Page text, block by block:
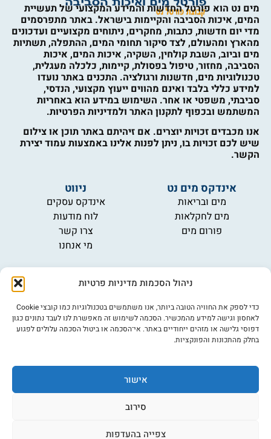
ניהול הסכמות מדיניות פרטיות
כדי לספק את החוויה הטובה ביותר, אנו משתמשים בטכנולוגיות כמו קובצי Cookie
לאחסון וגישה למידע מהמכשיר. הסכמה לשימוש זה מאפשרת לנו לעבד נתונים כגון
דפוסי גלישה או מזהים ייחודיים באתר. אי־הסכמה או ביטול הסכמה עלולים לפגוע
בחלק מהתכונות והפונקציות.
אישור
סירוב
צפייה בהעדפות
מים נט הוא פורטל החדשות והמידע המקצועי של תעשיית
המים, איכות הסביבה והקיימות בישראל. באתר מתפרסמים
מדי יום חדשות, כתבות, מחקרים, ניתוחים מקצועיים ועדכונים
מהארץ ומהעולם, לצד סיקור תחומי המים, ההתפלה, תשתיות
מים וביוב, השבת קולחין, השקיה, איכות המים, איכות
הסביבה, מחזור, טיפול בפסולת, קיימות, כלכלה מעגלית,
טכנולוגיות מים, חדשנות ורגולציה. התכנים באתר נועדו
למידע כללי בלבד ואינם מהווים ייעוץ מקצועי, הנדסי,
סביבתי, משפטי או אחר. השימוש במידע הוא באחריות
המשתמש ובכפוף לתקנון האתר ולמדיניות הפרטיות.
אנו מכבדים זכויות יוצרים. אם זיהיתם באתר תוכן או צילום
שיש לכם זכויות בו, ניתן לפנות אלינו באמצעות עמוד יצירת
הקשר.
אינדקס מים נט
מים ובריאות
מים לחקלאות
פורום מים
ניווט
אינדקס עסקים
לוח מודעות
צרו קשר
מי אנחנו
מידע
תקנון
פרסמו אצלנו
הצהרת נגישות